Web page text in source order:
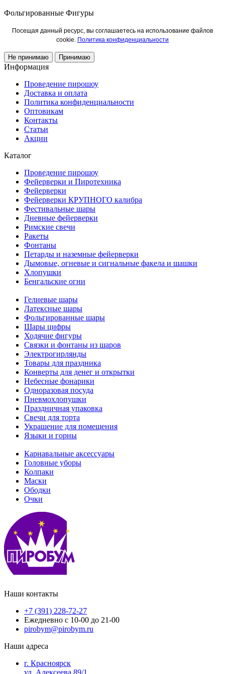
Фольгированные Фигуры
Посещая данный ресурс, вы соглашаетесь на использование файлов
cookie. Политика конфиденциальности
Не принимаю Принимаю
Информация
Проведение пирошоу
Доставка и оплата
Политика конфиденциальности
Оптовикам
Контакты
Статьи
Акции
Каталог
Проведение пирошоу
Фейерверки и Пиротехника
Фейерверки
Фейерверки КРУПНОГО калибра
Фестивальные шары
Дневные фейерверки
Римские свечи
Ракеты
Фонтаны
Петарды и наземные фейерверки
Дымовые, огневые и сигнальные факела и шашки
Хлопушки
Бенгальские огни
Гелиевые шары
Латексные шары
Фольгированные шары
Шары цифры
Ходячие фигуры
Связки и фонтаны из шаров
Электрогирлянды
Товары для праздника
Конверты для денег и открытки
Небесные фонарики
Одноразовая посуда
Пневмохлопушки
Праздничная упаковка
Свечи для торта
Украшение для помещения
Языки и горны
Карнавальные аксессуары
Головные уборы
Колпаки
Маски
Ободки
Очки
Наши контакты
+7 (391) 228-72-27
Ежедневно с 10-00 до 21-00
pirobym@pirobym.ru
Наши адреса
г. Красноярск
ул. Алексеева 89/1